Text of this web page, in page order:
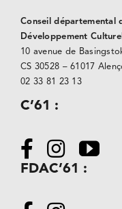
Conseil départemental
Développement
10 avenue de
CS 30528 –61017
02 33 81 23 13
C’61 :
FDAC’61 :